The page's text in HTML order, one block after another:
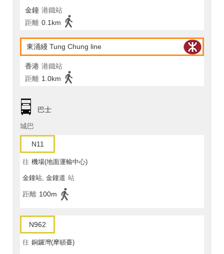
金鐘 港鐵站
距離 0.1km
東涌綫 Tung Chung line
香港 港鐵站
距離 1.0km
巴士
城巴
N11
往 機場(地面運輸中心)
金鐘站, 金鐘道 站
距離 100m
N962
往 銅鑼灣(摩頓臺)